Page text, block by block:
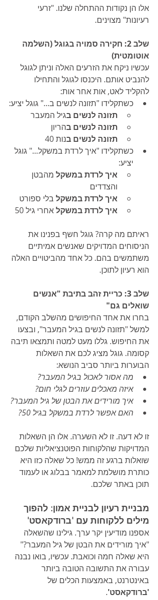
אלו הן נקודות ההתחלה שלנו. "זרעי
רעיונות" מצוינים.
שלב 2: חקירה סמויה בגוגל (השלמה
אוטומטית)
עכשיו ניקח את הזרעים האלה וניתן לגוגל
להנביט אותם. היכנסו לגוגל והתחילו
להקליד לאט, אות אחר אות:
כשתקלידו "תזונה לנשים ב..." גוגל יציע:
תזונה לנשים בגיל המעבר
תזונה לנשים בהריון
תזונה לנשים בנות 40
כשתקלידו "איך לרדת במשקל..." גוגל
יציע:
איך לרדת במשקל מהבטן
והצדדים
איך לרדת במשקל בלי ספורט
איך לרדת במשקל אחרי גיל 50
ראיתם מה קרה? גוגל חשף בפנינו את
הניסוחים המדויקים שאנשים אמיתיים
משתמשים בהם. כל אחד מהביטויים האלה
הוא רעיון לתוכן.
שלב 3: כריית זהב בתיבת "אנשים
שואלים גם"
בחרו את אחד החיפושים מהשלב הקודם,
למשל "תזונה לנשים בגיל המעבר", ובצעו
את החיפוש. גללו מעט למטה ותמצאו תיבה
קסומה. גוגל מציג לכם את השאלות
הבוערות ביותר סביב הנושא:
מה אסור לאכול בגיל המעבר?
איזה מאכלים עוזרים לגלי חום?
איך מורידים את הבטן של גיל המעבר?
האם אפשר לרדת במשקל בגיל 50?
זו לא דעה. זו לא השערה. אלו הן השאלות
המדויקות שהלקוחות הפוטנציאליות שלכם
שואלות ברגע זה ממש! כל שאלה כזו היא
כותרת מושלמת למאמר בבלוג או לעמוד
תוכן באתר שלכם.
מבניית רעיון לבניית אמון: להפוך
מילים ללקוחות עם 'ברודקאסט'
אספנו מודיעין יקר ערך. גילינו שהשאלה
"איך מורידים את הבטן של גיל המעבר?"
היא שאלה חמה וכואבת. עכשיו, בואו נבנה
עבורה את התשובה הטובה ביותר
באינטרנט, באמצעות הכלים של
'ברודקאסט'.